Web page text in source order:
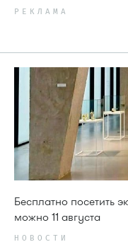
РЕКЛАМА
Бесплатно посетить
можно 11 августа
НОВОСТИ